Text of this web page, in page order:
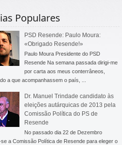
Populares
PSD Resende: Paulo Moura:
«Obrigado Resende!»
Paulo Moura Presidente do PSD
Resende Na semana passada dirigi-me
por carta aos meus conterrâneos,
a que acompanhassem o país, ...
Dr. Manuel Trindade candidato às
eleições autárquicas de 2013 pela
Comissão Política do PS de
Resende
No passado dia 22 de Dezembro
a Comissão Política de Resende para eleger o